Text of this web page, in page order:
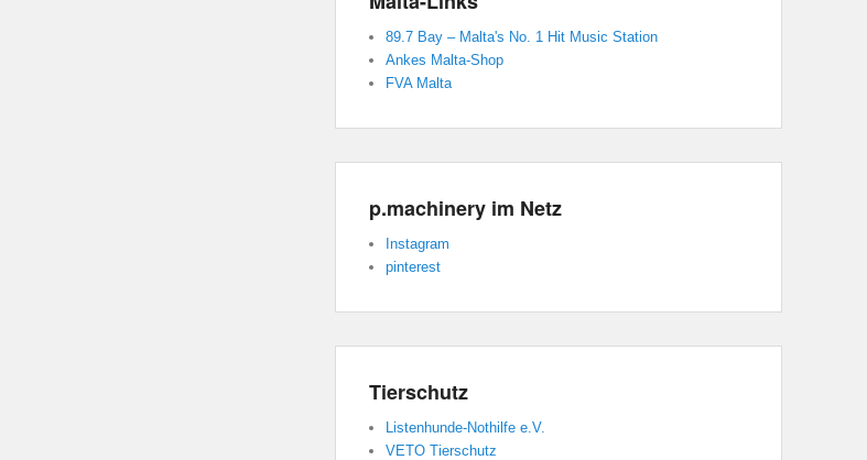
89.7 Bay – Malta's No. 1 Hit Music Station
Ankes Malta-Shop
FVA Malta
p.machinery im Netz
Instagram
pinterest
Tierschutz
Listenhunde-Nothilfe e.V.
VETO Tierschutz